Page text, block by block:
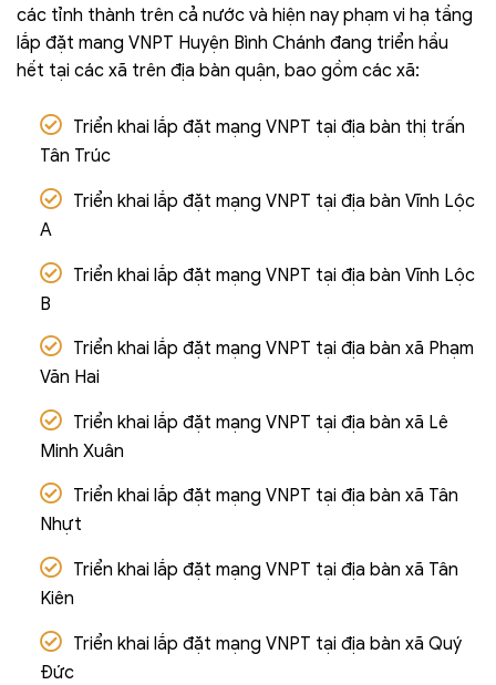
các tỉnh thành trên cả nước và hiện nay phạm vi hạ tầng
lắp đặt mang VNPT Huyện Bình Chánh đang triển hầu
hết tại các xã trên địa bàn quận, bao gồm các xã:
Triển khai lắp đặt mạng VNPT tại địa bàn thị trấn
Tân Trúc
Triển khai lắp đặt mạng VNPT tại địa bàn Vĩnh Lộc
A
Triển khai lắp đặt mạng VNPT tại địa bàn Vĩnh Lộc
B
Triển khai lắp đặt mạng VNPT tại địa bàn xã Phạm
Văn Hai
Triển khai lắp đặt mạng VNPT tại địa bàn xã Lê
Minh Xuân
Triển khai lắp đặt mạng VNPT tại địa bàn xã Tân
Nhựt
Triển khai lắp đặt mạng VNPT tại địa bàn xã Tân
Kiên
Triển khai lắp đặt mạng VNPT tại địa bàn xã Quý
Đức